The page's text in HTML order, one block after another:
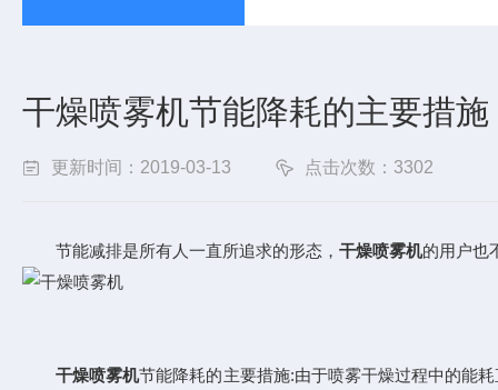
干燥喷雾机节能降耗的主要措施
更新时间：2019-03-13 点击次数：3302
节能减排是所有人一直所追求的形态， 干燥喷雾机的用户也
干燥喷雾机节能降耗的主要措施:由于喷雾干燥过程中的能